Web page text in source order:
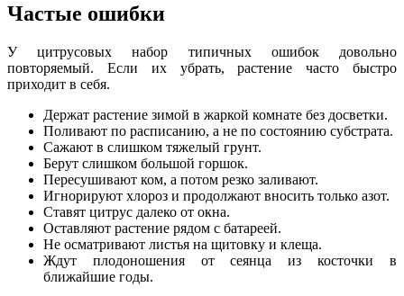
Частые ошибки
У цитрусовых набор типичных ошибок довольно
повторяемый. Если их убрать, растение часто быстро
приходит в себя.
Держат растение зимой в жаркой комнате без досветки.
Поливают по расписанию, а не по состоянию субстрата.
Сажают в слишком тяжелый грунт.
Берут слишком большой горшок.
Пересушивают ком, а потом резко заливают.
Игнорируют хлороз и продолжают вносить только азот.
Ставят цитрус далеко от окна.
Оставляют растение рядом с батареей.
Не осматривают листья на щитовку и клеща.
Ждут плодоношения от сеянца из косточки в
ближайшие годы.